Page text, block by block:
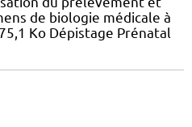
de biologie médicale à
Ko Dépistage Prénatal